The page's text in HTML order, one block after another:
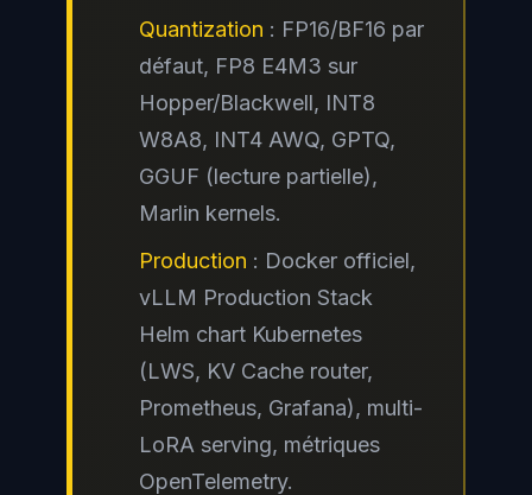
Quantization : FP16/BF16 par
défaut, FP8 E4M3 sur
Hopper/Blackwell, INT8
W8A8, INT4 AWQ, GPTQ,
GGUF (lecture partielle),
Marlin kernels.
Production : Docker officiel,
vLLM Production Stack
Helm chart Kubernetes
(LWS, KV Cache router,
Prometheus, Grafana), multi-
LoRA serving, métriques
OpenTelemetry.